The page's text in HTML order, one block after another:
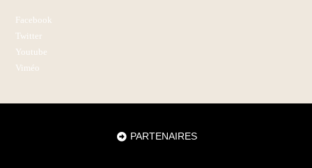
Facebook
Twitter
Youtube
Viméo
PARTENAIRES